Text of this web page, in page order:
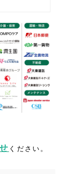
ください。